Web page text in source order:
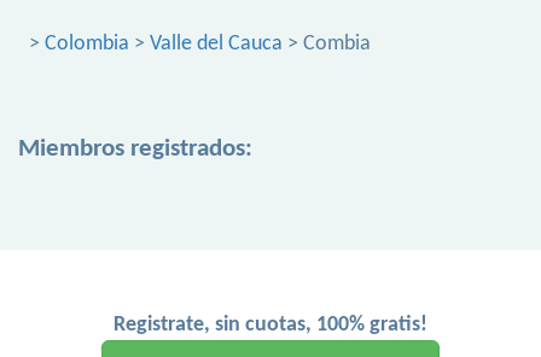
> Colombia > Valle del Cauca > Combia
Miembros registrados:
Registrate, sin cuotas, 100% gratis!